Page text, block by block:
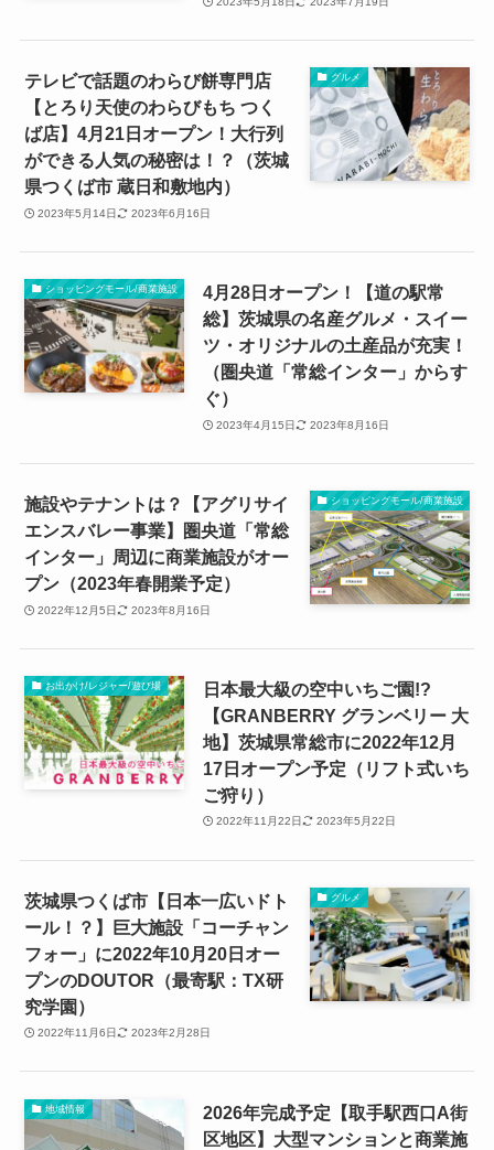
グルメ
テレビで話題のわらび餅専門店
【とろり天使のわらびもち つく
ば店】4月21日オープン！大行列
ができる人気の秘密は！？（茨城
県つくば市 蔵日和敷地内）
2023年5月14日 2023年6月16日
ショッピングモール/商業施設
4月28日オープン！【道の駅常
総】茨城県の名産グルメ・スイー
ツ・オリジナルの土産品が充実！
（圏央道「常総インター」からす
ぐ）
2023年4月15日 2023年8月16日
ショッピングモール/商業施設
施設やテナントは？【アグリサイ
エンスバレー事業】圏央道「常総
インター」周辺に商業施設がオー
プン（2023年春開業予定）
2022年12月5日 2023年8月16日
お出かけ/レジャー/遊び場
日本最大級の空中いちご園!?
【GRANBERRY グランベリー 大
地】茨城県常総市に2022年12月
17日オープン予定（リフト式いち
ご狩り）
2022年11月22日 2023年5月22日
グルメ
茨城県つくば市【日本一広いドト
ール！？】巨大施設「コーチャン
フォー」に2022年10月20日オー
プンのDOUTOR（最寄駅：TX研
究学園）
2022年11月6日 2023年2月28日
地域情報
2026年完成予定【取手駅西口A街
区地区】大型マンションと商業施